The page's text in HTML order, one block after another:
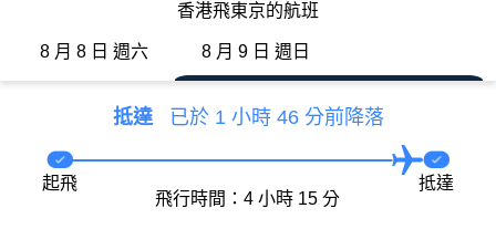
香港飛東京的航班
8 月 8 日 週六 8 月 9 日 週日
抵達 已於 1 小時 46 分前降落
起飛
飛行時間：4 小時 15 分
抵達